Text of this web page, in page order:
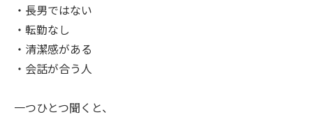
・長男ではない
・転勤なし
・清潔感がある
・会話が合う人
一つひとつ聞くと、